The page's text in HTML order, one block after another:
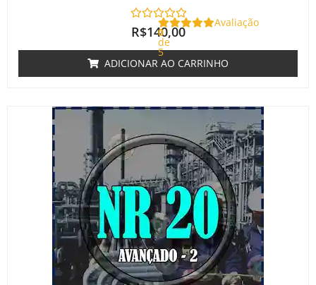
Avaliação
0
de
5
R$140,00
ADICIONAR AO CARRINHO